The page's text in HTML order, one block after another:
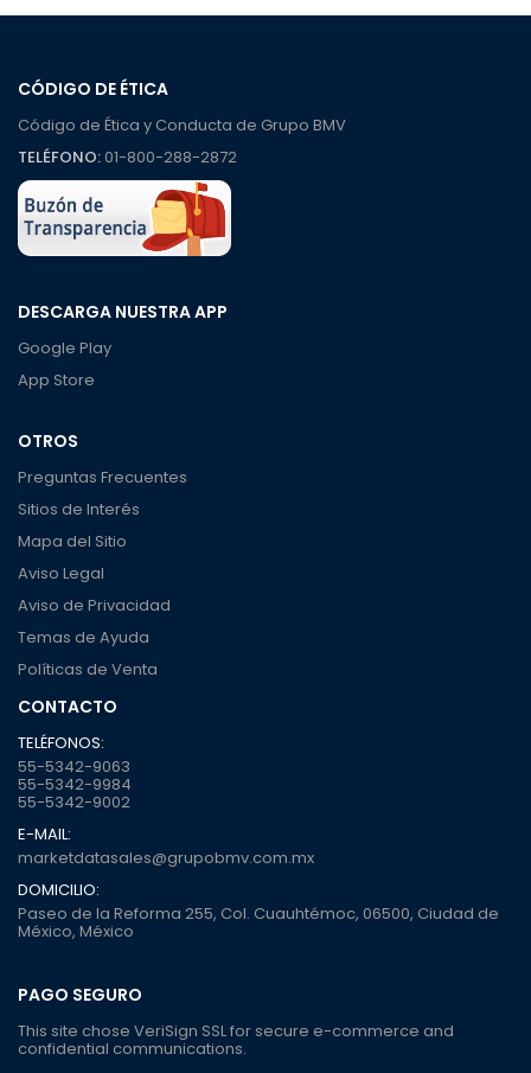
CÓDIGO DE ÉTICA
Código de Ética y Conducta de Grupo BMV
TELÉFONO:01-800-288-2872
DESCARGA NUESTRA APP
Google Play
App Store
OTROS
Preguntas Frecuentes
Sitios de Interés
Mapa del Sitio
Aviso Legal
Aviso de Privacidad
Temas de Ayuda
Políticas de Venta
CONTACTO
TELÉFONOS:
55-5342-9063
55-5342-9984
55-5342-9002
E-MAIL:
marketdatasales@grupobmv.com.mx
DOMICILIO:
Paseo de la Reforma 255, Col. Cuauhtémoc, 06500, Ciudad de
México, México
PAGO SEGURO
This site chose VeriSign SSL for secure e-commerce and
confidential communications.